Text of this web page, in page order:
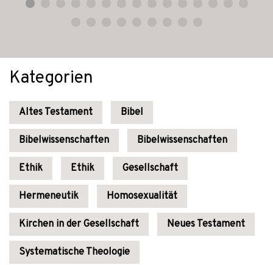
Kategorien
Altes Testament Bibel
Bibelwissenschaften Bibelwissenschaften
Ethik Ethik Gesellschaft
Hermeneutik Homosexualität
Kirchen in der Gesellschaft Neues Testament
Systematische Theologie